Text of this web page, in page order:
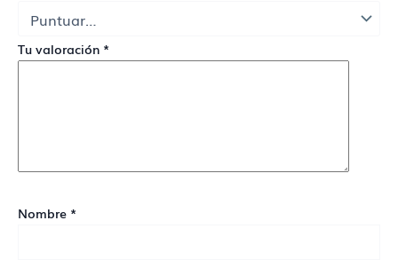
Tu valoración *
Nombre *